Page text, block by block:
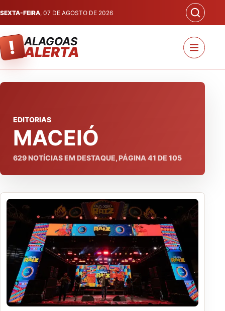
SEXTA-FEIRA, 07 DE AGOSTO DE 2026
! ALAGOAS
ALERTA
EDITORIAS
MACEIÓ
629NOTÍCIAS EM DESTAQUE, PÁGINA 41 DE 105